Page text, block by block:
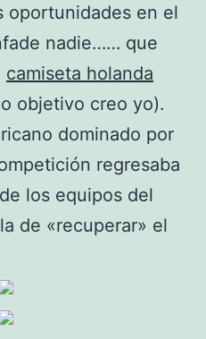
oportunidades en el
nadie…… que
camiseta holanda
objetivo creo yo).
dominado por
regresaba
los equipos del
de «recuperar» el